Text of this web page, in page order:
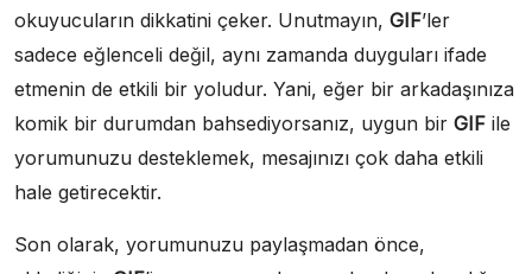
okuyucuların dikkatini çeker. Unutmayın, GIF’ler
sadece eğlenceli değil, aynı zamanda duyguları ifade
etmenin de etkili bir yoludur. Yani, eğer bir arkadaşınıza
komik bir durumdan bahsediyorsanız, uygun bir GIF ile
yorumunuzu desteklemek, mesajınızı çok daha etkili
hale getirecektir.
Son olarak, yorumunuzu paylaşmadan önce,